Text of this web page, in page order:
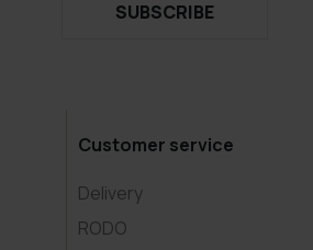
SUBSCRIBE
Customer service
Delivery
RODO